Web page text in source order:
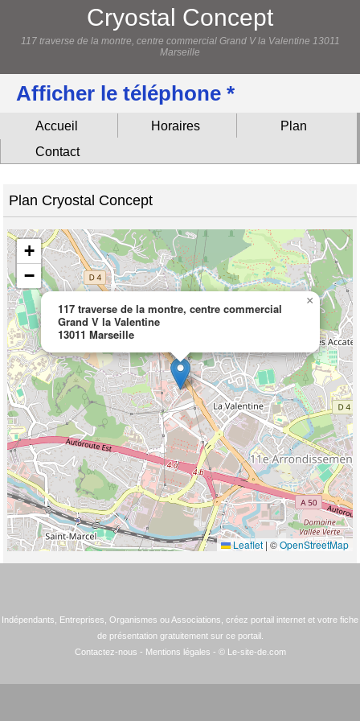
Cryostal Concept
117 traverse de la montre, centre commercial Grand V la Valentine 13011
Marseille
Afficher le téléphone *
Accueil Horaires
Plan
Contact
Plan Cryostal Concept
117 traverse de la montre, centre commercial
Grand V la Valentine
13011 Marseille
×
+
−
Leaflet | ©OpenStreetMap
Indépendants, Entreprises, Organismes ou Associations, créez portail internet et votre fiche
de présentation gratuitement sur ce portail.
Contactez-nous - Mentions légales - © Le-site-de.com